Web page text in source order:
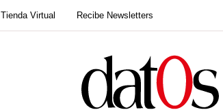
Tienda Virtual Recibe Newsletters